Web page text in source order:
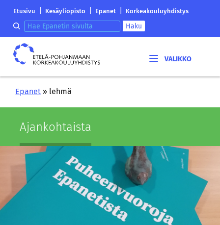
Etelä-
korkeakouluyhdistyksen
saapumissivu
Etusivu Kesäyliopisto Epanet Korkeakouluyhdistys
Hae epanetin sivulta Haku
Etelä-
Pohjanmaan
Epanet » lehmä
Ajan­koh­tais­ta